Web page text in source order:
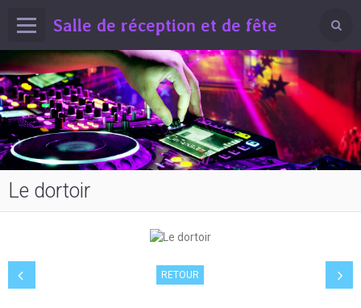
Salle de réception et de fête
Le dortoir
RETOUR